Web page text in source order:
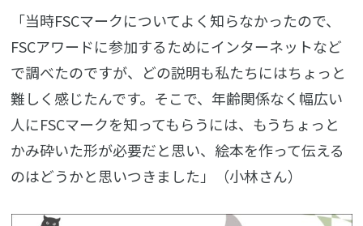
「当時FSCマークについてよく知らなかったので、
FSCアワードに参加するためにインターネットなど
で調べたのですが、どの説明も私たちにはちょっと
難しく感じたんです。そこで、年齢関係なく幅広い
人にFSCマークを知ってもらうには、もうちょっと
かみ砕いた形が必要だと思い、絵本を作って伝える
のはどうかと思いつきました」（小林さん）